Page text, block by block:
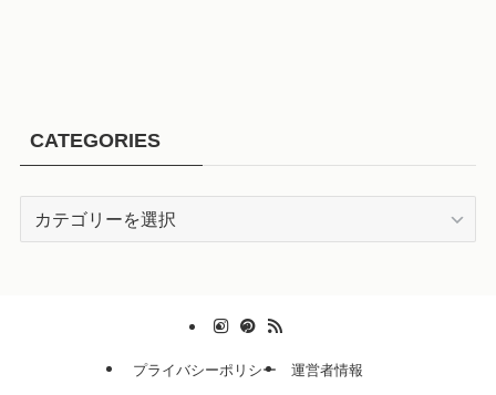
CATEGORIES
CATEGORIES
プライバシーポリシー 運営者情報